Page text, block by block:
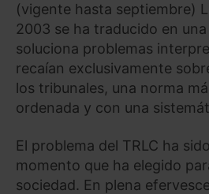
(vigente hasta septiembre)
2003 se ha traducido en
soluciona problemas
recaían exclusivamente
los tribunales, una norma
ordenada y con una
El problema del TRLC ha
momento que ha elegido
sociedad. En plena